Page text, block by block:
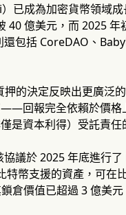
已成為加密貨幣領域
40 億美元，而 2025
包括 CoreDAO、
的決定反映出更廣泛
回報完全依賴於價格
是資本利得）受託責
議於 2025 年底進行
特幣支援的資產，可
倉價值已超過 3 億美